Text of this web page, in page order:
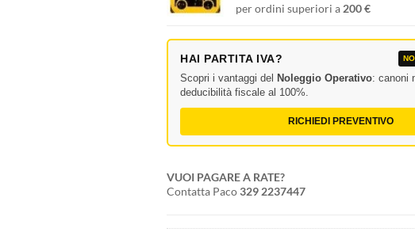
per ordini superiori a 200 €
HAI PARTITA IVA?
Scopri i vantaggi del Noleggio Operativo: canoni
deducibilità fiscale al 100%.
RICHIEDI PREVENTIVO
VUOI PAGARE A RATE?
Contatta Paco329 2237447